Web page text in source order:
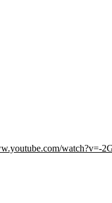
watch?v=-